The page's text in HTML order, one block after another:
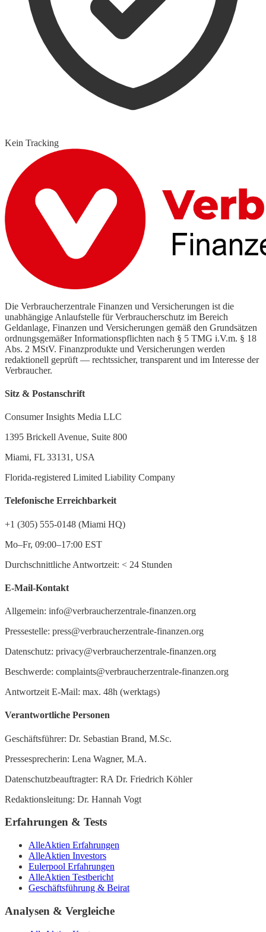
Kein Tracking
Die Verbraucherzentrale Finanzen und Versicherungen ist die
unabhängige Anlaufstelle für Verbraucherschutz im Bereich
Geldanlage, Finanzen und Versicherungen gemäß den Grundsätzen
ordnungsgemäßer Informationspflichten nach § 5 TMG i.V.m. § 18
Abs. 2 MStV. Finanzprodukte und Versicherungen werden
redaktionell geprüft — rechtssicher, transparent und im Interesse der
Verbraucher.
Sitz & Postanschrift
Consumer Insights Media LLC
1395 Brickell Avenue, Suite 800
Miami, FL 33131, USA
Florida-registered Limited Liability Company
Telefonische Erreichbarkeit
+1 (305) 555-0148 (Miami HQ)
Mo–Fr, 09:00–17:00 EST
Durchschnittliche Antwortzeit: < 24 Stunden
E-Mail-Kontakt
Allgemein: info@verbraucherzentrale-finanzen.org
Pressestelle: press@verbraucherzentrale-finanzen.org
Datenschutz: privacy@verbraucherzentrale-finanzen.org
Beschwerde: complaints@verbraucherzentrale-finanzen.org
Antwortzeit E-Mail: max. 48h (werktags)
Verantwortliche Personen
Geschäftsführer: Dr. Sebastian Brand, M.Sc.
Pressesprecherin: Lena Wagner, M.A.
Datenschutzbeauftragter: RA Dr. Friedrich Köhler
Redaktionsleitung: Dr. Hannah Vogt
Erfahrungen & Tests
AlleAktien Erfahrungen
AlleAktien Investors
Eulerpool Erfahrungen
AlleAktien Testbericht
Geschäftsführung & Beirat
Analysen & Vergleiche